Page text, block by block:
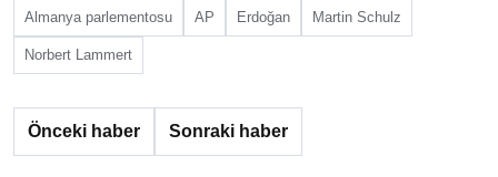
Almanya parlementosu AP Erdoğan Martin Schulz
Norbert Lammert
Önceki haber Sonraki haber